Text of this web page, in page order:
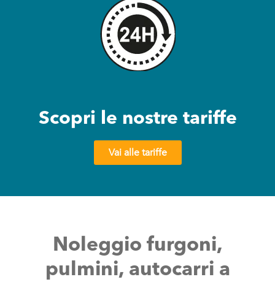
Scopri le nostre tariffe
Vai alle tariffe
Noleggio furgoni,
pulmini, autocarri a
* campi obbligatori